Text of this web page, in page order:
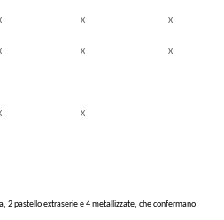
X X
X X
X
2 pastello extraserie e 4 metallizzate, che confermano